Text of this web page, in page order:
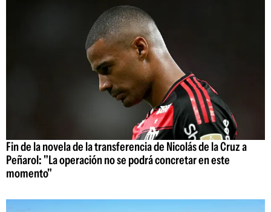
Fin de la novela de la transferencia de Nicolás de la Cruz a
Peñarol: "La operación no se podrá concretar en este
momento"